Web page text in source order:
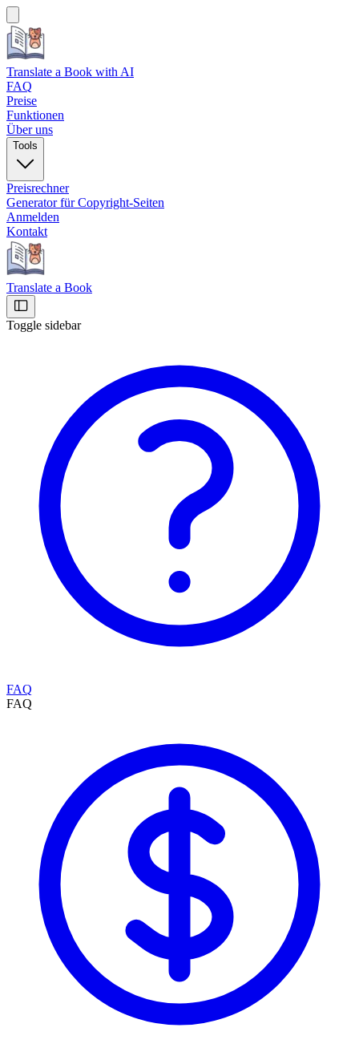
Translate a Book with AI
FAQ
Preise
Funktionen
Über uns
Tools
Preisrechner
Generator für Copyright-Seiten
Anmelden
Kontakt
Translate a Book
Toggle sidebar
FAQ
FAQ